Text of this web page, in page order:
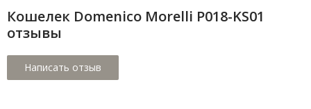
Кошелек Domenico Morelli P018-KS01
отзывы